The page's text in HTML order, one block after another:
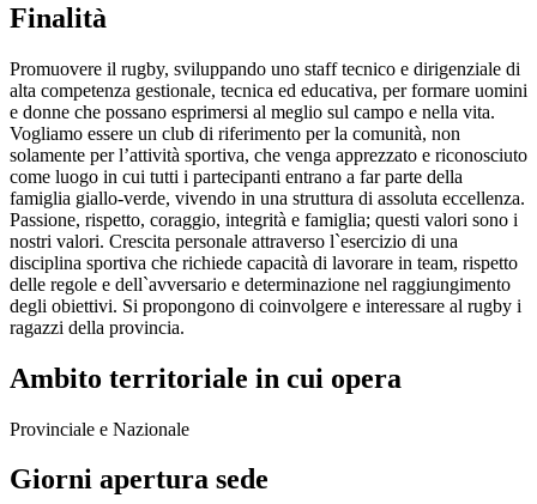
Finalità
Promuovere il rugby, sviluppando uno staff tecnico e dirigenziale di
alta competenza gestionale, tecnica ed educativa, per formare uomini
e donne che possano esprimersi al meglio sul campo e nella vita.
Vogliamo essere un club di riferimento per la comunità, non
solamente per l’attività sportiva, che venga apprezzato e riconosciuto
come luogo in cui tutti i partecipanti entrano a far parte della
famiglia giallo-verde, vivendo in una struttura di assoluta eccellenza.
Passione, rispetto, coraggio, integrità e famiglia; questi valori sono i
nostri valori. Crescita personale attraverso l`esercizio di una
disciplina sportiva che richiede capacità di lavorare in team, rispetto
delle regole e dell`avversario e determinazione nel raggiungimento
degli obiettivi. Si propongono di coinvolgere e interessare al rugby i
ragazzi della provincia.
Ambito territoriale in cui opera
Provinciale e Nazionale
Giorni apertura sede